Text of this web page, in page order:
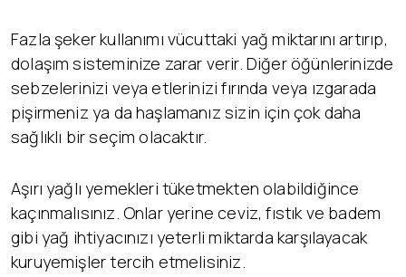
Fazla şeker kullanımı vücuttaki yağ miktarını artırıp,
dolaşım sisteminize zarar verir. Diğer öğünlerinizde
sebzelerinizi veya etlerinizi fırında veya ızgarada
pişirmeniz ya da haşlamanız sizin için çok daha
sağlıklı bir seçim olacaktır.
Aşırı yağlı yemekleri tüketmekten olabildiğince
kaçınmalısınız. Onlar yerine ceviz, fıstık ve badem
gibi yağ ihtiyacınızı yeterli miktarda karşılayacak
kuruyemişler tercih etmelisiniz.